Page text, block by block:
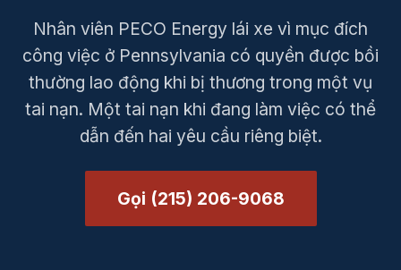
Nhân viên PECO Energy lái xe vì mục đích
công việc ở Pennsylvania có quyền được bồi
thường lao động khi bị thương trong một vụ
tai nạn. Một tai nạn khi đang làm việc có thể
dẫn đến hai yêu cầu riêng biệt.
Gọi (215) 206-9068